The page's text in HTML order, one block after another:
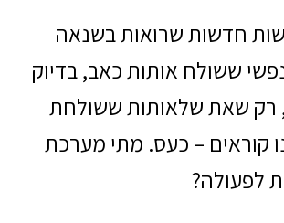
חדשות שרואות בשנאה
ששולח אותות כאב, בדיוק
רק שאת שלאותות ששולחת
קוראים – כעס. מתי מערכת
לפעולה?